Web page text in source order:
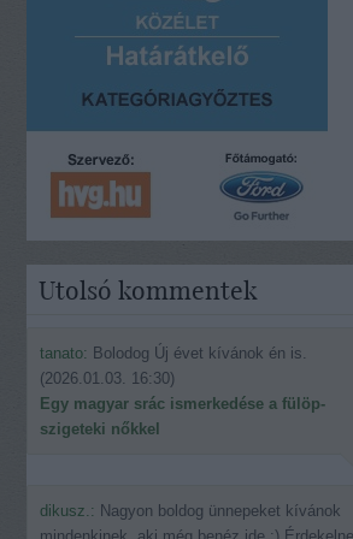
Utolsó kommentek
tanato: Bolodog Új évet kívánok én is.
(2026.01.03. 16:30)
Egy magyar srác ismerkedése a fülöp-
szigeteki nőkkel
dikusz.: Nagyon boldog ünnepeket kívánok